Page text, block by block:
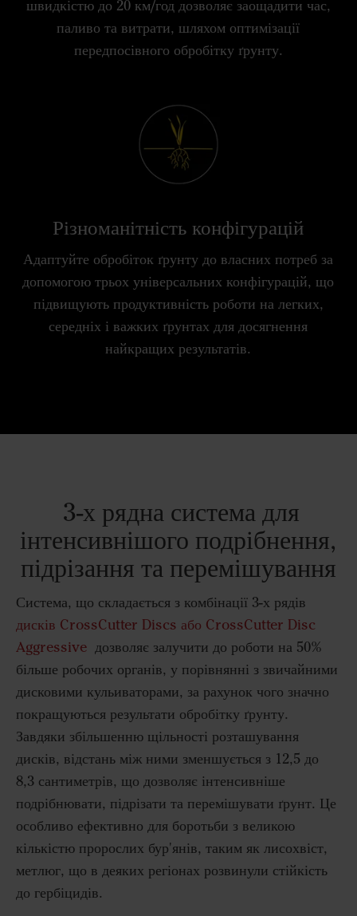
швидкістю до 20 км/год дозволяє заощадити час,
паливо та витрати, шляхом оптимізації
передпосівного обробітку ґрунту.
Різноманітність конфігурацій
Адаптуйте обробіток ґрунту до власних потреб за
допомогою трьох універсальних конфігурацій, що
підвищують продуктивність роботи на легких,
середніх і важких ґрунтах для досягнення
найкращих результатів.
3-х рядна система для
інтенсивнішого подрібнення,
підрізання та перемішування
Система, що складається з комбінації 3-х рядів
дисків CrossCutter Discs або CrossCutter Disc
Aggressive дозволяє залучити до роботи на 50%
більше робочих органів, у порівнянні з звичайними
дисковими кульиваторами, за рахунок чого значно
покращуються результати обробітку ґрунту.
Завдяки збільшенню щільності розташування
дисків, відстань між ними зменшується з 12,5 до
8,3 сантиметрів, що дозволяє інтенсивніше
подрібнювати, підрізати та перемішувати ґрунт. Це
особливо ефективно для боротьби з великою
кількістю пророслих бур'янів, таким як лисохвіст,
метлюг, що в деяких регіонах розвинули стійкість
до гербіцидів.